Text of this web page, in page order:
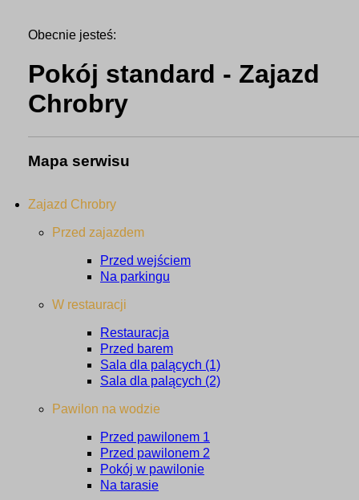
Obecnie jesteś:
Pokój standard - Zajazd
Chrobry
Mapa serwisu
Zajazd Chrobry
Przed zajazdem
Przed wejściem
Na parkingu
W restauracji
Restauracja
Przed barem
Sala dla palących (1)
Sala dla palących (2)
Pawilon na wodzie
Przed pawilonem 1
Przed pawilonem 2
Pokój w pawilonie
Na tarasie